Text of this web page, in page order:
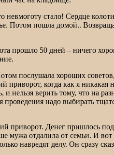
невмоготу стало! Сердце
Потом пошла домой..
прошло 50 дней – ничего
послушала хороших советов,
когда как я никакая
и нельзя верить тому, что на
надо выбирать
приворот. Денег пришлось
мужа отдалила от семьи. И
навредят делу. Он сразу